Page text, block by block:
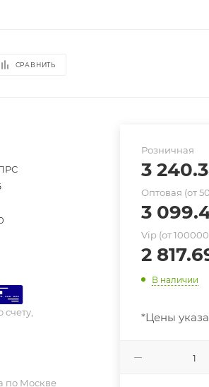
СРАВНИТЬ
по Москве
Розничная
3
Оптовая (от
3
Vip (от
2
В наличии
*Цены